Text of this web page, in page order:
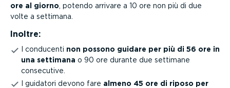
ore al giorno, potendo arrivare a 10 ore non più di due
volte a settimana.
Inoltre:
I conducenti non possono guidare per più di 56 ore in
una settimana o 90 ore durante due settimane
consecutive.
I guidatori devono fare almeno 45 ore di riposo per